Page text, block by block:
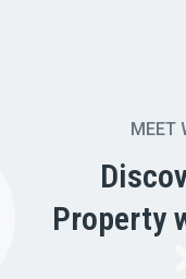
MEET
Property